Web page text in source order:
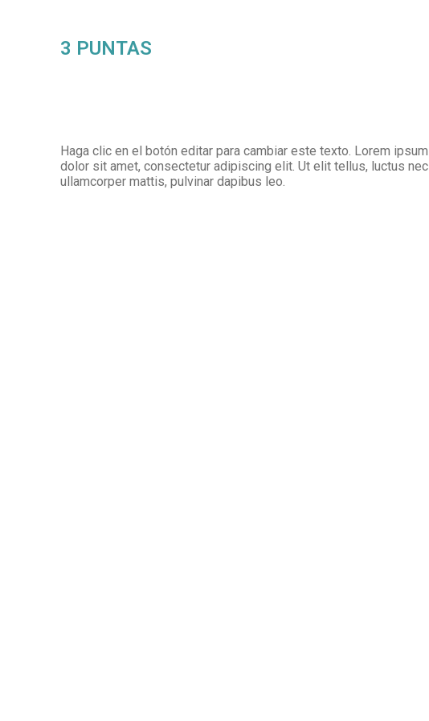
3 PUNTAS
Haga clic en el botón editar para cambiar este texto. Lorem ipsum
dolor sit amet, consectetur adipiscing elit. Ut elit tellus, luctus nec
ullamcorper mattis, pulvinar dapibus leo.